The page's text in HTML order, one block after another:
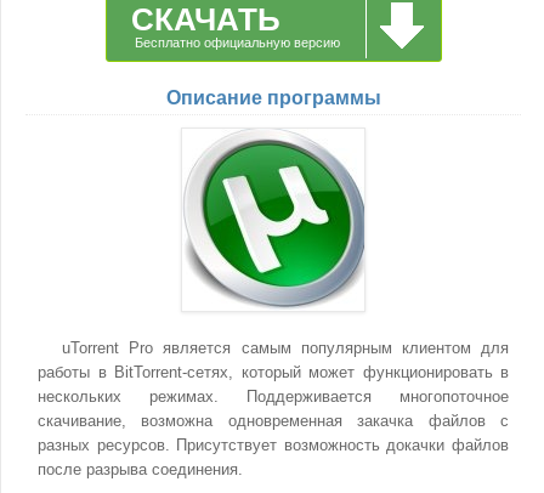
СКАЧАТЬ
Бесплатно официальную версию
Описание программы
uTorrent Pro является самым популярным клиентом для
работы в BitTorrent-сетях, который может функционировать в
нескольких режимах. Поддерживается многопоточное
скачивание, возможна одновременная закачка файлов с
разных ресурсов. Присутствует возможность докачки файлов
после разрыва соединения.